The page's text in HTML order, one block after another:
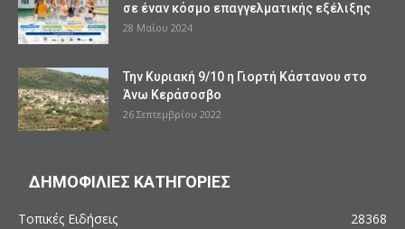
σε έναν κόσμο επαγγελματικής εξέλιξης
28 Μαΐου 2024
Την Κυριακή 9/10 η Γιορτή Κάστανου στο
Άνω Κεράσοσβο
26 Σεπτεμβρίου 2022
ΔΗΜΟΦΙΛΙΕΣ ΚΑΤΗΓΟΡΙΕΣ
Τοπικές Ειδήσεις
28368